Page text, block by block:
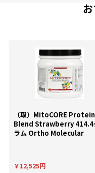
（取）MitoCORE Protein
Blend Strawberry 414.4
ラム Ortho Molecular
￥12,525円